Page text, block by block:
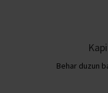
Behar duzun